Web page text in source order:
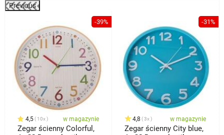
Previous
-39%
4,5 10x w magazynie
Zegar ścienny Colorful,
-31%
4,8 3x w magazynie
Zegar ścienny City blue,